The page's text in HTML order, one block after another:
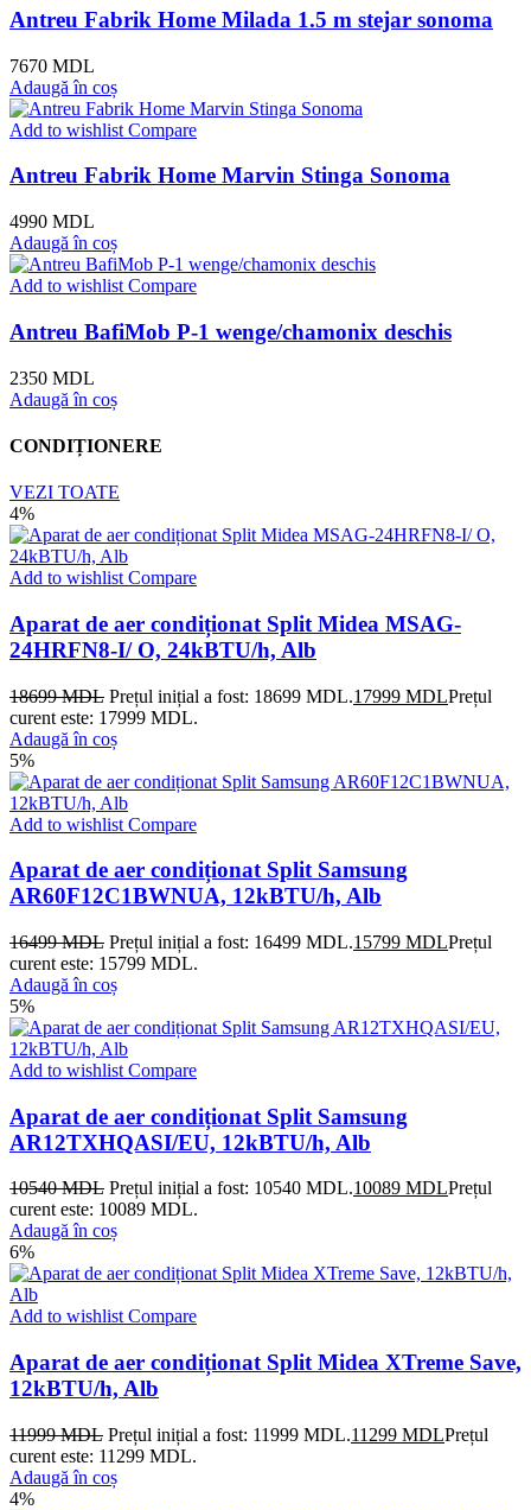
Antreu Fabrik Home Milada 1.5 m stejar sonoma
7670 MDL
Adaugă în coș
Add to wishlist Compare
Antreu Fabrik Home Marvin Stinga Sonoma
4990 MDL
Adaugă în coș
Add to wishlist Compare
Antreu BafiMob P-1 wenge/chamonix deschis
2350 MDL
Adaugă în coș
CONDIȚIONERE
VEZI TOATE
4%
Add to wishlist Compare
Aparat de aer condiționat Split Midea MSAG-
24HRFN8-I/ O, 24kBTU/h, Alb
18699MDL Prețul inițial a fost: 18699 MDL.17999 MDLPrețul
curent este: 17999 MDL.
Adaugă în coș
5%
Add to wishlist Compare
Aparat de aer condiționat Split Samsung
AR60F12C1BWNUA, 12kBTU/h, Alb
16499MDL Prețul inițial a fost: 16499 MDL.15799 MDLPrețul
curent este: 15799 MDL.
Adaugă în coș
5%
Add to wishlist Compare
Aparat de aer condiționat Split Samsung
AR12TXHQASI/EU, 12kBTU/h, Alb
10540MDL Prețul inițial a fost: 10540 MDL.10089 MDLPrețul
curent este: 10089 MDL.
Adaugă în coș
6%
Add to wishlistCompare
Aparat de aer condiționat Split Midea XTreme Save,
12kBTU/h, Alb
11999MDL Prețul inițial a fost: 11999 MDL.11299 MDLPrețul
curent este: 11299 MDL.
Adaugă în coș
4%